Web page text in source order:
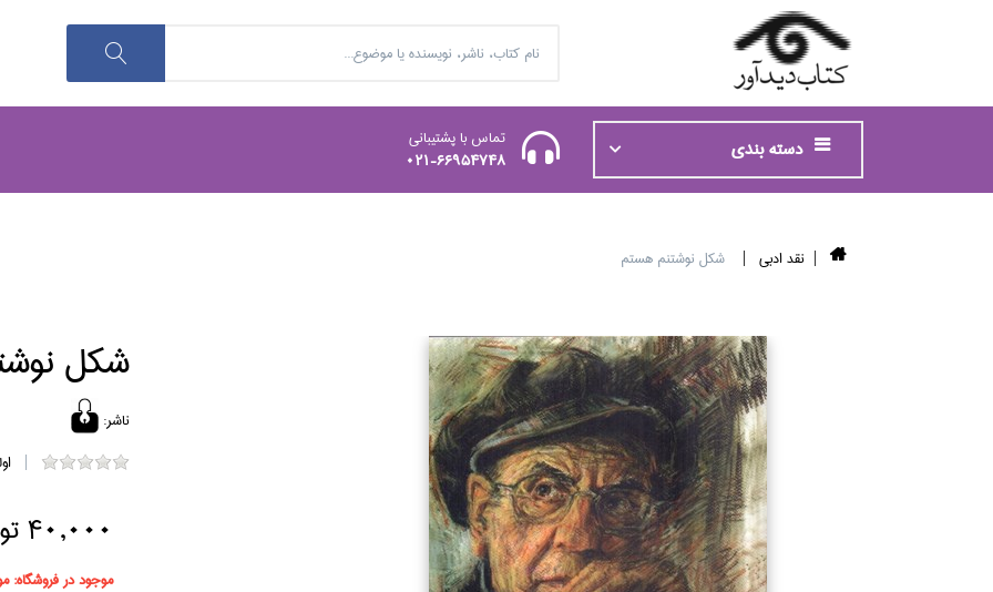
دسته بندی
تماس با پشتیبانی
021-66954748
نقد ادبي شكل نوشتنم هستم
شكل
ناشر:
40,000 تومان
موجود در فروشگاه: